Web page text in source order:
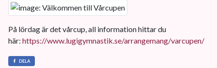
På lördag är det vårcup, all information hittar du
här: https://www.lugigymnastik.se/arrangemang/varcupen/
DELA